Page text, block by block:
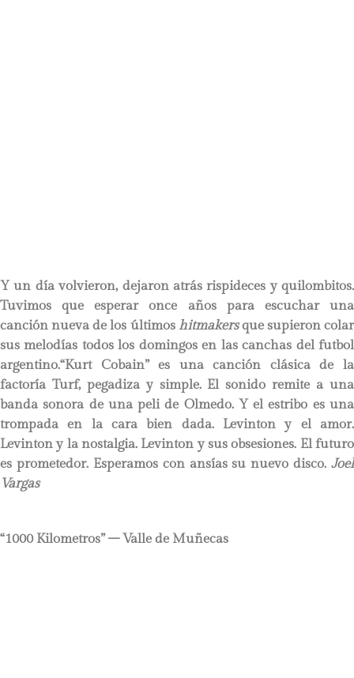
Y un día volvieron, dejaron atrás rispideces y quilombitos.
Tuvimos que esperar once años para escuchar una
canción nueva de los últimos hitmakersque supieron colar
sus melodías todos los domingos en las canchas del futbol
argentino.“Kurt Cobain” es una canción clásica de la
factoría Turf, pegadiza y simple. El sonido remite a una
banda sonora de una peli de Olmedo. Y el estribo es una
trompada en la cara bien dada. Levinton y el amor.
Levinton y la nostalgia. Levinton y sus obsesiones. El futuro
es prometedor. Esperamos con ansías su nuevo disco. Joel
Vargas
“1000 Kilometros” – Valle de Muñecas